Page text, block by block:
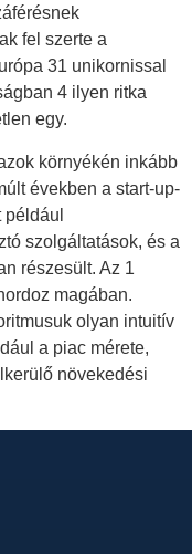
fel szerte a
31 unikornissal
4 ilyen ritka
egy.
környékén inkább
években a start-up-
szolgáltatások, és a
részesült. Az 1
magában.
olyan intuitív
a piac mérete,
növekedési